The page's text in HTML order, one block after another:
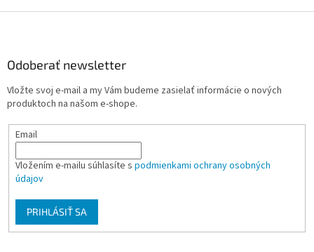
r
v
y
p
v
Odoberať newsletter
Vložte svoj e-mail a my Vám budeme zasielať informácie o nových
produktoch na našom e-shope.
Email
Vložením e-mailu súhlasíte s podmienkami ochrany osobných
údajov
PRIHLÁSIŤ SA